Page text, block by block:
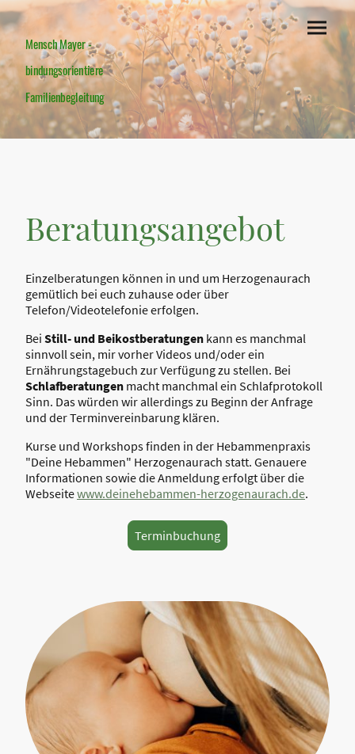
Mensch Mayer -
bindungsorientiere
Familienbegleitung
Beratungsangebot
Einzelberatungen können in und um Herzogenaurach
gemütlich bei euch zuhause oder über
Telefon/Videotelefonie erfolgen.
Bei Still- und Beikostberatungen kann es manchmal
sinnvoll sein, mir vorher Videos und/oder ein
Ernährungstagebuch zur Verfügung zu stellen. Bei
Schlafberatungen macht manchmal ein Schlafprotokoll
Sinn. Das würden wir allerdings zu Beginn der Anfrage
und der Terminvereinbarung klären.
Kurse und Workshops finden in der Hebammenpraxis
"Deine Hebammen" Herzogenaurach statt. Genauere
Informationen sowie die Anmeldung erfolgt über die
Webseitewww.deinehebammen-herzogenaurach.de.
Terminbuchung